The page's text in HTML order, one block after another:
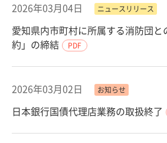
2026年03月04日 ニュースリリース
愛知県内市町村に所属する消防団
約」の締結
PDF
2026年03月02日 お知らせ
日本銀行国債代理店業務の取扱終了